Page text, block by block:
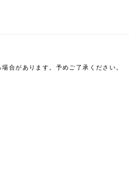
合があります。予めご了承ください。